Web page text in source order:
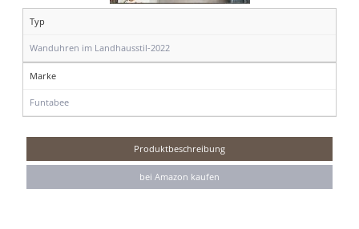
Typ
Wanduhren im Landhausstil-2022
Marke
Funtabee
Produktbeschreibung
bei Amazon kaufen